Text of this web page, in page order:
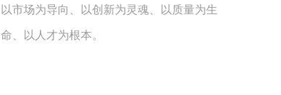
以市场为导向、以创新为灵魂、以质量为生
命、以人才为根本。